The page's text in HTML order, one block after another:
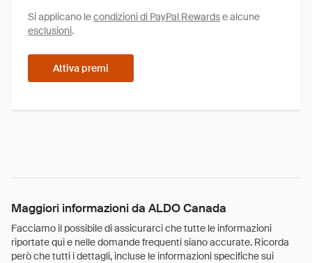
Si applicano lecondizioni di PayPal Rewardse alcune
esclusioni.
Attiva premi
Maggiori informazioni da ALDO Canada
Facciamo il possibile di assicurarci che tutte le informazioni
riportate qui e nelle domande frequenti siano accurate. Ricorda
però che tutti i dettagli, incluse le informazioni specifiche sui